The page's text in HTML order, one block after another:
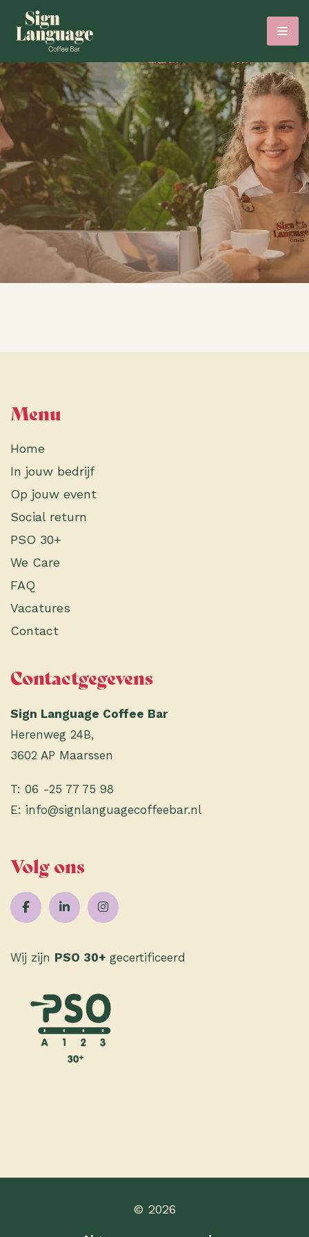
Menu
Home
In jouw bedrijf
Op jouw event
Social return
PSO 30+
We Care
FAQ
Vacatures
Contact
Contactgegevens
Sign Language Coffee Bar
Herenweg 24B,
3602 AP Maarssen
T:06 -25 77 75 98
E: info@signlanguagecoffeebar.nl
Volg ons
Wij zijn PSO 30+ gecertificeerd
© 2026